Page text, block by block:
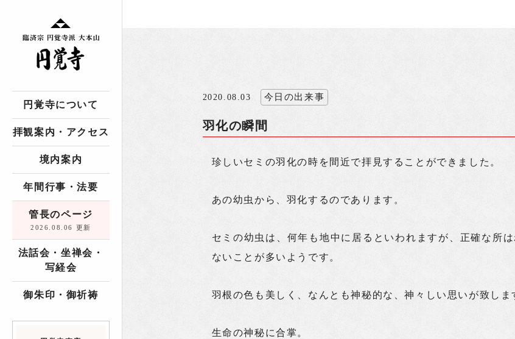
円覚寺について
拝観案内・アクセス
境内案内
年間行事・法要
管長のページ
2026.08.06 更新
法話会・坐禅会・
写経会
御朱印・御祈祷
2020.08.03 今日の出来事
羽化の瞬間
珍しいセミの羽化の時を間近で拝見することができました。
あの幼虫から、羽化するのであります。
セミの幼虫は、何年も地中に居るといわれますが、正確な所は
ないことが多いようです。
羽根の色も美しく、なんとも神秘的な、神々しい思いが致しま
生命の神秘に合掌。